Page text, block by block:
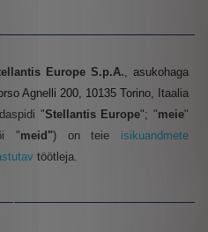
Europe S.p.A., asukohaga
Agnelli 200, 10135 Torino, Itaalia
"Stellantis Europe"; "meie"
"meid") on teie isikuandmete
töötleja.